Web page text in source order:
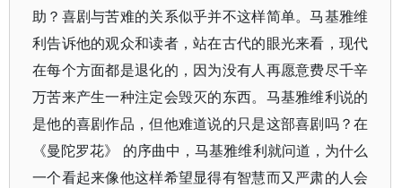
助？喜剧与苦难的关系似乎并不这样简单。马基雅维
利告诉他的观众和读者，站在古代的眼光来看，现代
在每个方面都是退化的，因为没有人再愿意费尽千辛
万苦来产生一种注定会毁灭的东西。马基雅维利说的
是他的喜剧作品，但他难道说的只是这部喜剧吗？在
《曼陀罗花》 的序曲中，马基雅维利就问道，为什么
一个看起来像他这样希望显得有智慧而又严肃的人会